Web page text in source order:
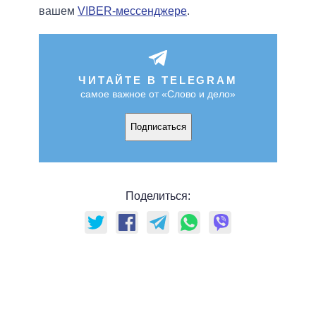
вашем VIBER-мессенджере.
ЧИТАЙТЕ В TELEGRAM
самое важное от «Слово и дело»
Подписаться
Поделиться: